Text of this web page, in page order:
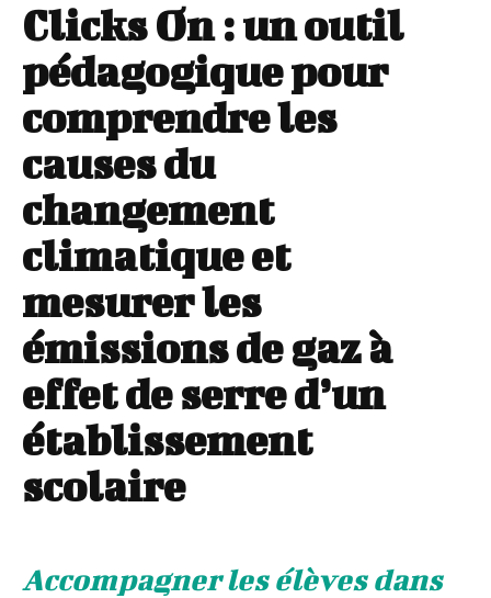
Clicks On : un outil
pédagogique pour
comprendre les
causes du
changement
climatique et
mesurer les
émissions de gaz à
effet de serre d’un
établissement
scolaire
Accompagner les élèves dans